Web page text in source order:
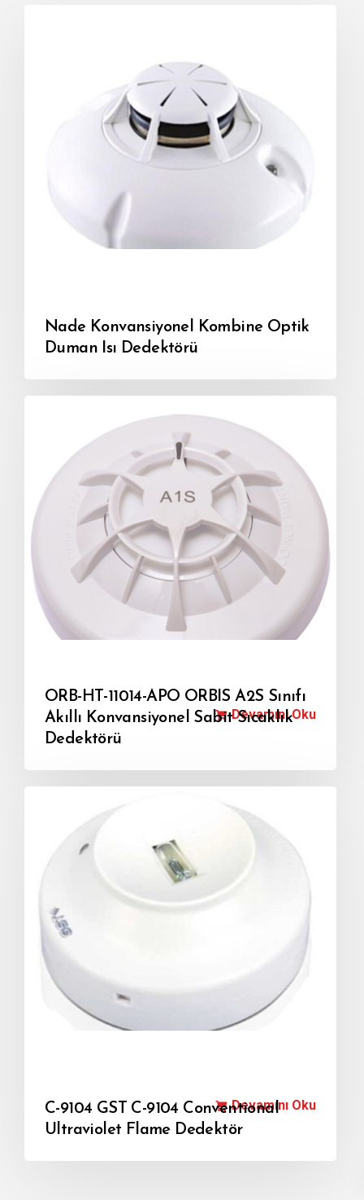
Nade Konvansiyonel Kombine Optik
Duman Isı Dedektörü
ORB-HT-11014-APO ORBIS A2S Sınıfı
Akıllı Konvansiyonel Sabit Sıcaklık
Dedektörü
Devamını Oku
C-9104 GST C-9104 Conventional
Ultraviolet Flame Dedektör
Devamını Oku